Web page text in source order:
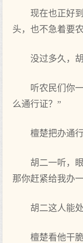
现在也正好
头，也不急着要
没过多久，
听农民们你
么通行证？”
檀楚把办通
胡二一听，
那你赶紧给我办
胡二这人能
檀楚看他干